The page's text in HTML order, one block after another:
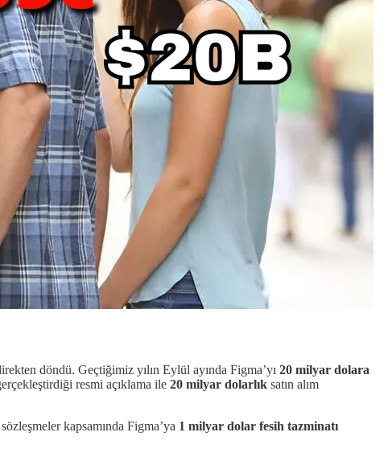
döndü. Geçtiğimiz yılın Eylül ayında Figma’yı 20 milyar dolara
resmi açıklama ile 20 milyar dolarlık satın alım
kapsamında Figma’ya 1 milyar dolar fesih tazminatı